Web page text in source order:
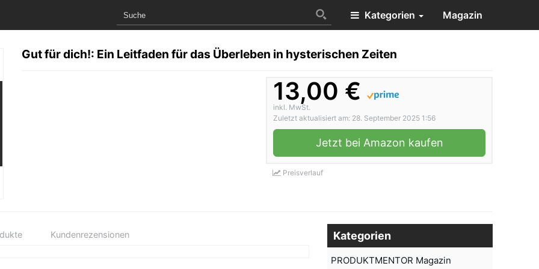
Kategorien Magazin
Gut für dich!: Ein Leitfaden für das Überleben in hysterischen Zeiten
13,00 €
inkl. MwSt.
Zuletzt aktualisiert am: 28. September 2025 1:56
Jetzt bei Amazon kaufen
Preisverlauf
Kundenrezensionen Kategorien
PRODUKTMENTOR Magazin